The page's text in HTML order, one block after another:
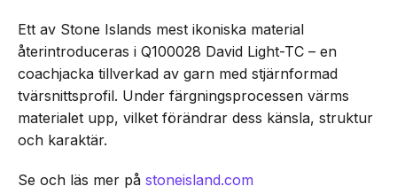
Ett av Stone Islands mest ikoniska material
återintroduceras i Q100028 David Light-TC – en
coachjacka tillverkad av garn med stjärnformad
tvärsnittsprofil. Under färgningsprocessen värms
materialet upp, vilket förändrar dess känsla, struktur
och karaktär.
Se och läs mer på stoneisland.com